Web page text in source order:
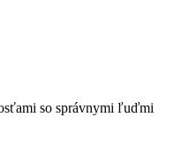
so správnymi ľuďmi